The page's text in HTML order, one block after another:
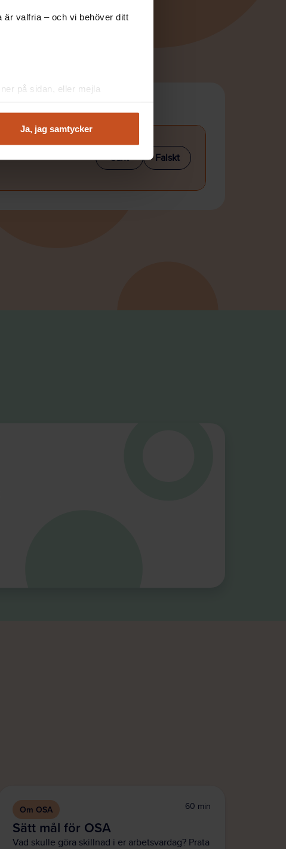
är valfria – och vi behöver ditt
på sidan, eller mejla
Ja, jag samtycker
arbetstagare
Sant Falskt
Om OSA 60 min
Sätt mål för OSA
Vad skulle göra skillnad i er arbetsvardag? Prata